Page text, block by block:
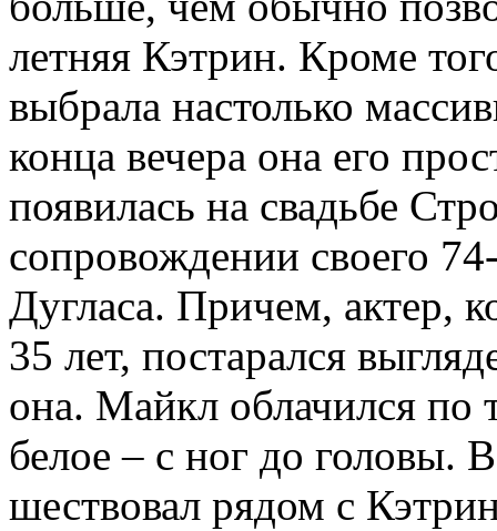
летняя Кэтрин. Кроме
выбрала настолько
конца вечера она его
появилась на свадьбе
сопровождении своего
Дугласа. Причем, актер,
35 лет, постарался
она. Майкл облачился по
белое – с ног до головы.
шествовал рядом с